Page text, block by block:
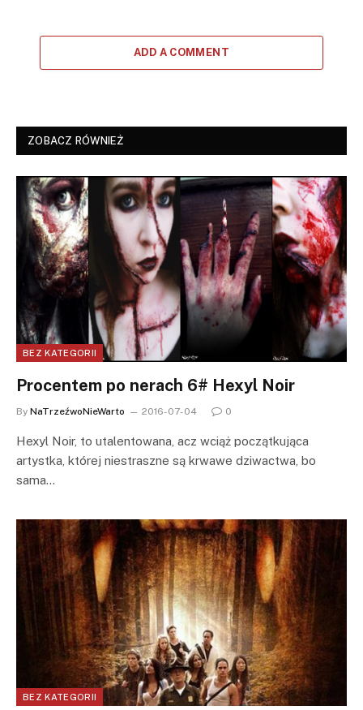
ADD A COMMENT
ZOBACZ RÓWNIEŻ
BEZ KATEGORII
Procentem po nerach 6# Hexyl Noir
By NaTrzeźwoNieWarto 2016-07-04 0
Hexyl Noir, to utalentowana, acz wciąż początkująca
artystka, której niestraszne są krwawe dziwactwa, bo
sama…
BEZ KATEGORII